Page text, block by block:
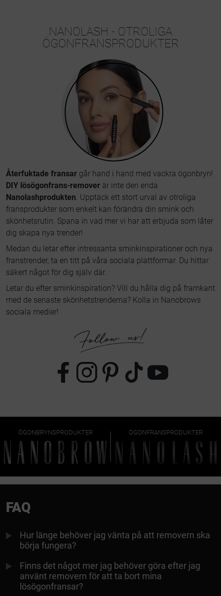
NANOLASH - OTROLIGA
ÖGONFRANSPRODUKTER
Återfuktade fransar går hand i hand med vackra ögonbryn!
DIY lösögonfrans-remover är inte den enda
Nanolashprodukten. Upptäck ett stort urval av otroliga
fransprodukter som enkelt kan förändra din smink och
skönhetsrutin. Spana in vad mer vi har att erbjuda som låter
dig skapa nya trender!
Medan du letar efter intressanta sminkinspirationer och nya
franstrender, ta en titt på våra sociala plattformar. Du hittar
säkert något för dig själv där.
Letar du efter sminkinspiration? Vill du hålla dig på framkant
med de senaste skönhetstrenderna? Kolla in Nanobrows
sociala medier!
ÖGONBRYNSPRODUKTER ÖGONFRANSPRODUKTER
FAQ
Hur länge behöver jag vänta på att removern ska
börja fungera?
Finns det något mer jag behöver göra efter jag
använt removern för att ta bort mina
lösögonfransar?